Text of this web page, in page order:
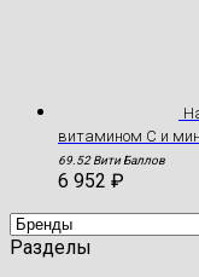
витамином С и
69.52 Вити Баллов
6 952 ₽
Разделы